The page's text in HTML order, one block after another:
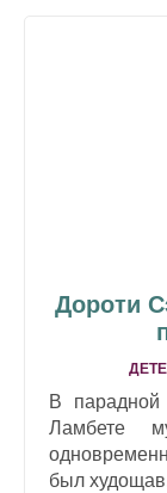
Дороти
В парадной
Ламбете
был